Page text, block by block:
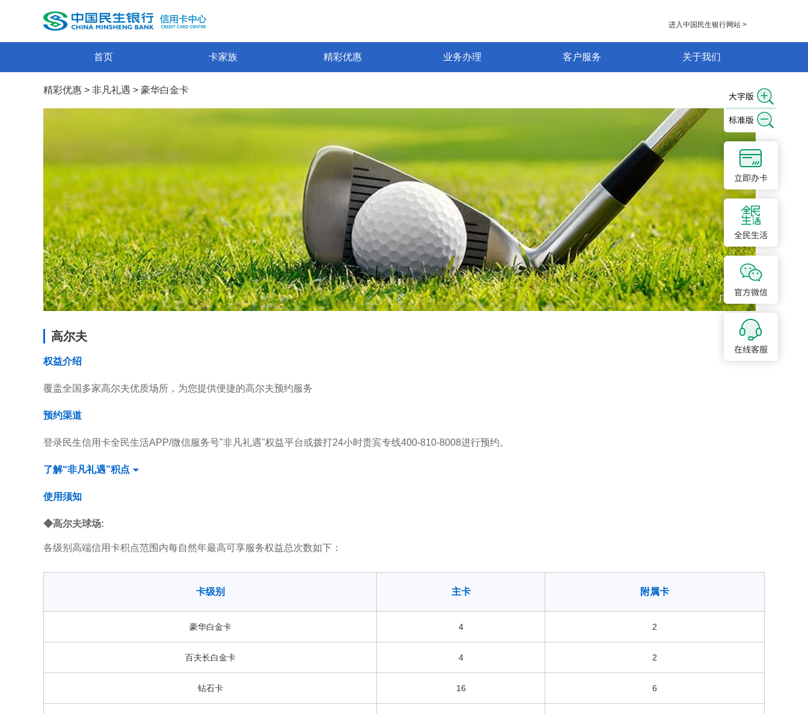
进入中国民生银行网站 >
首页 卡家族 精彩优惠 业务办理 客户服务 关于我们
精彩优惠 > 非凡礼遇 > 豪华白金卡
高尔夫
权益介绍
覆盖全国多家高尔夫优质场所，为您提供便捷的高尔夫预约服务
预约渠道
登录民生信用卡全民生活APP/微信服务号"非凡礼遇"权益平台或拨打24小时贵宾专线400-810-8008进行预约。
了解“非凡礼遇”积点
使用须知
◆高尔夫球场:
各级别高端信用卡积点范围内每自然年最高可享服务权益总次数如下：
卡级别 主卡 附属卡
豪华白金卡 4 2
百夫长白金卡 4 2
钻石卡 16 6